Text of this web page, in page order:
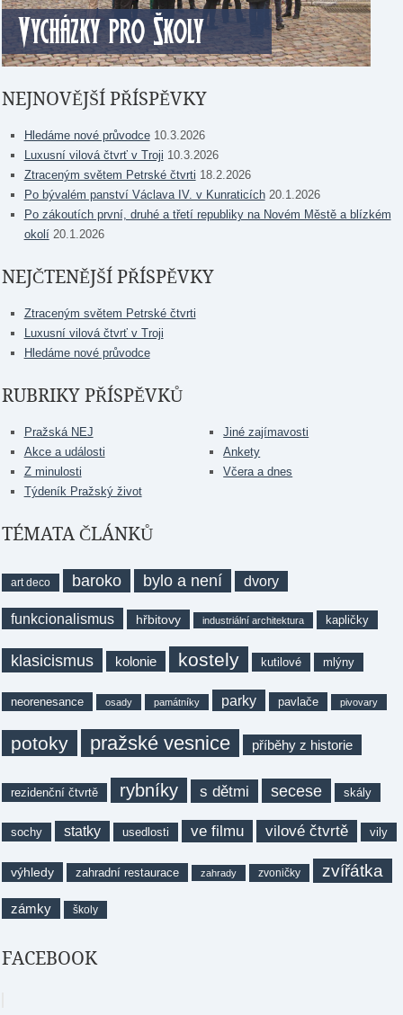
NEJNOVĚJŠÍ PŘÍSPĚVKY
Hledáme nové průvodce 10.3.2026
Luxusní vilová čtvrť v Troji 10.3.2026
Ztraceným světem Petrské čtvrti 18.2.2026
Po bývalém panství Václava IV. v Kunraticích 20.1.2026
Po zákoutích první, druhé a třetí republiky na Novém Městě a blízkém
okolí 20.1.2026
NEJČTENĚJŠÍ PŘÍSPĚVKY
Ztraceným světem Petrské čtvrti
Luxusní vilová čtvrť v Troji
Hledáme nové průvodce
RUBRIKY PŘÍSPĚVKŮ
Pražská NEJ
Akce a události
Z minulosti
Týdeník Pražský život
Jiné zajímavosti
Ankety
Včera a dnes
TÉMATA ČLÁNKŮ
art deco baroko bylo a není dvory
funkcionalismus hřbitovy industriální architektura kapličky
klasicismus kolonie kostely kutilové mlýny
neorenesance osady památníky parky pavlače pivovary
potoky pražské vesnice příběhy z historie
rezidenční čtvrtě rybníky s dětmi secese skály
sochy statky usedlosti ve filmu vilové čtvrtě vily
výhledy zahradní restaurace zahrady zvoničky zvířátka
zámky školy
FACEBOOK